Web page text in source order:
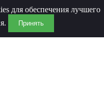
для обеспечения лучшего
Принять